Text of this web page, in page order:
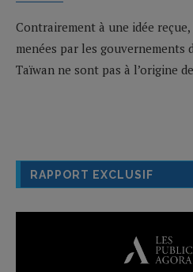
Contrairement à une idée
menées par les gouvernements
Taïwan ne sont pas à l’origine
RAPPORT EXCLUSIF